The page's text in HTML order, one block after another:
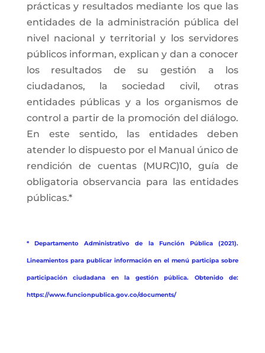
prácticas y resultados mediante los que las
entidades de la administración pública del
nivel nacional y territorial y los servidores
públicos informan, explican y dan a conocer
los resultados de su gestión a los
ciudadanos, la sociedad civil, otras
entidades públicas y a los organismos de
control a partir de la promoción del diálogo.
En este sentido, las entidades deben
atender lo dispuesto por el Manual único de
rendición de cuentas (MURC)10, guía de
obligatoria observancia para las entidades
públicas.*
* Departamento Administrativo de la Función Pública (2021).
Lineamientos para publicar información en el menú participa sobre
participación ciudadana en la gestión pública. Obtenido de:
https://www.funcionpublica.gov.co/documents/